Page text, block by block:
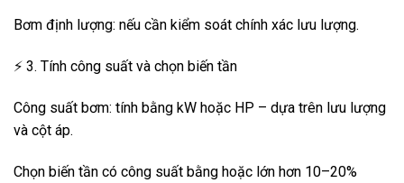
Bơm định lượng: nếu cần kiểm soát chính xác lưu lượng.
⚡ 3. Tính công suất và chọn biến tần
Công suất bơm: tính bằng kW hoặc HP – dựa trên lưu lượng
và cột áp.
Chọn biến tần có công suất bằng hoặc lớn hơn 10–20%